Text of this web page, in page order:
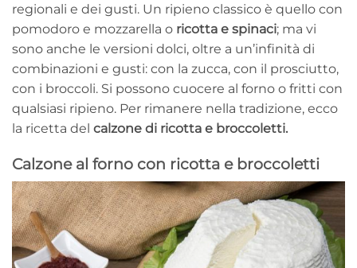
regionali e dei gusti. Un ripieno classico è quello con
pomodoro e mozzarella o ricotta e spinaci; ma vi
sono anche le versioni dolci, oltre a un’infinità di
combinazioni e gusti: con la zucca, con il prosciutto,
con i broccoli. Si possono cuocere al forno o fritti con
qualsiasi ripieno. Per rimanere nella tradizione, ecco
la ricetta del calzone di ricotta e broccoletti.
Calzone al forno con ricotta e broccoletti